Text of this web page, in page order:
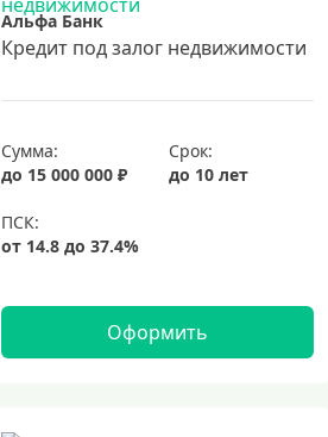
Альфа Банк
Кредит под залог недвижимости
Сумма:
до 15 000 000 ₽
Срок:
до 10 лет
Оформить